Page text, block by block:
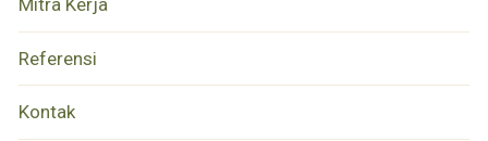
Mitra Kerja
Referensi
Kontak